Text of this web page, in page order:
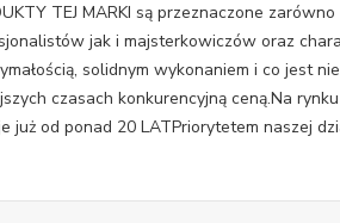
TEJ MARKI są przeznaczone
jak i majsterkowiczów oraz
solidnym wykonaniem i co jest
czasach konkurencyjną ceną.Na
już od ponad 20 LATPriorytetem naszej